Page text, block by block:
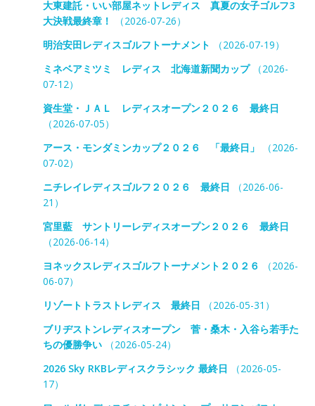
大東建託・いい部屋ネットレディス 真夏の女子ゴルフ3
大決戦最終章！
（2026-07-26）
明治安田レディスゴルフトーナメント
（2026-07-19）
ミネベアミツミ レディス 北海道新聞カップ（2026-
07-12）
資生堂・ＪＡＬ レディスオープン２０２６ 最終日
（2026-07-05）
アース・モンダミンカップ２０２６ 「最終日」
（2026-
07-02）
ニチレイレディスゴルフ２０２６ 最終日 （2026-06-
21）
宮里藍 サントリーレディスオープン２０２６ 最終日
（2026-06-14）
ヨネックスレディスゴルフトーナメント２０２６
（2026-
06-07）
リゾートトラストレディス 最終日 （2026-05-31）
ブリヂストンレディスオープン 菅・桑木・入谷ら若手た
ちの優勝争い（2026-05-24）
2026 Sky RKBレディスクラシック 最終日 （2026-05-
17）